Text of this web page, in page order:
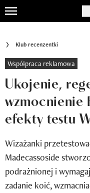
Skip
to
content
Ślub i wesele
Styl życia
Nasze akcje
Inspiracje
Klub Recenzentki
Klub recenzentki
Współpraca reklamowa
Ukojenie,
wzmocnienie
efekty testu
Wizażanki
Madecassoside
podrażnionej i
zadanie koić,